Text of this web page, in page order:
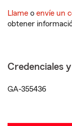
Llame o envíe un
obtener
Credenciales
GA-355436